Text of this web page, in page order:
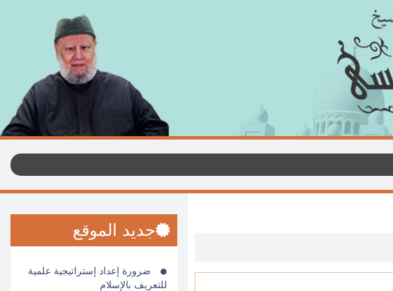
جديد الموقع
ضرورة إعداد إستراتيجية علمية
للتعريف بالإسلام